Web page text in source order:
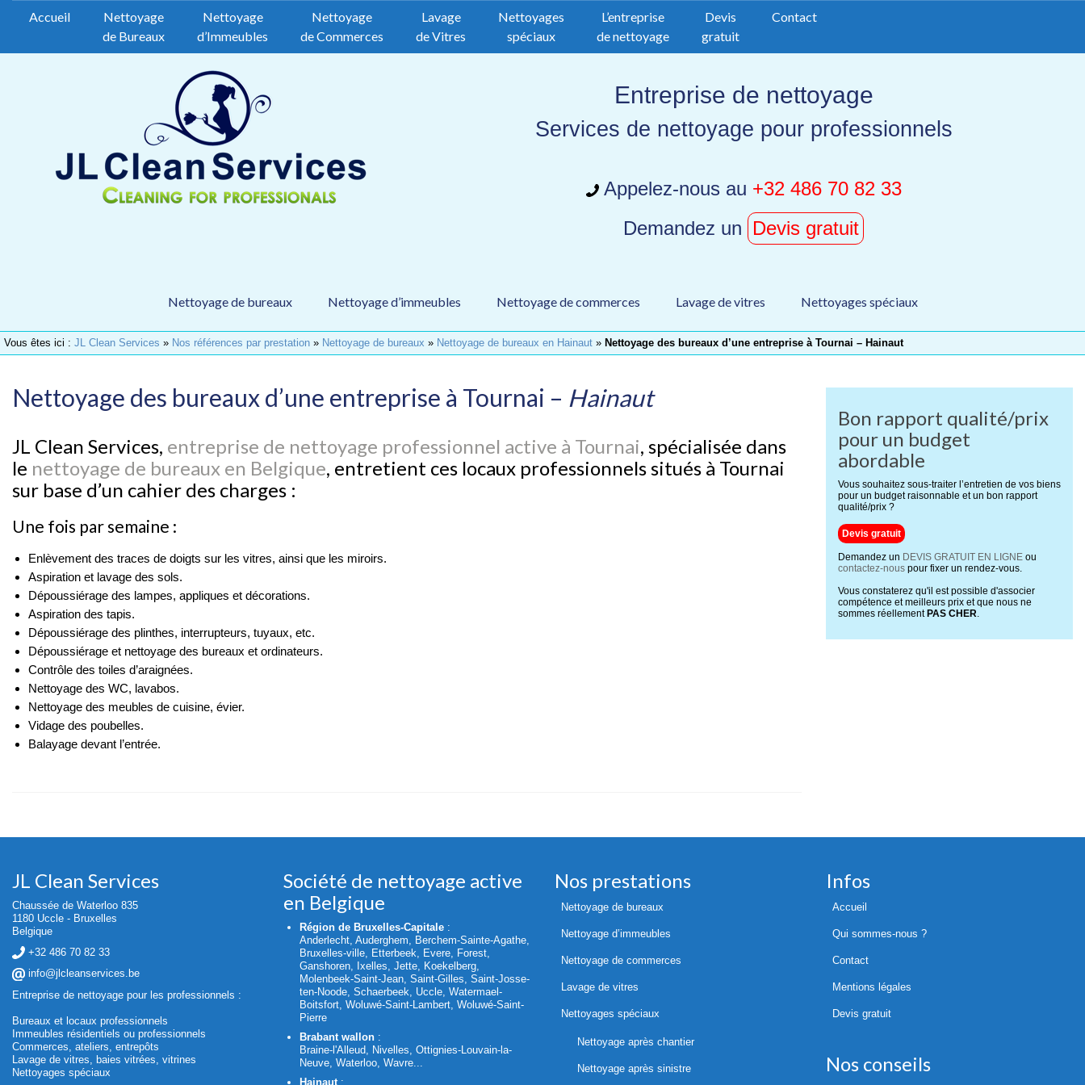
Accueil
Nettoyage
de Bureaux
Nettoyage
d’Immeubles
Nettoyage
de Commerces
Lavage
de Vitres
Nettoyages
spéciaux
L’entreprise
de nettoyage
Devis
gratuit
Contact
Entreprise de nettoyage
Services de nettoyage pour professionnels
Appelez-nous au +32 486 70 82 33
Demandez un Devis gratuit
Nettoyage de bureaux Nettoyage d’immeubles Nettoyage de commerces Lavage de vitres Nettoyages spéciaux
Vous êtes ici : JL Clean Services » Nos références par prestation » Nettoyage de bureaux » Nettoyage de bureaux en Hainaut » Nettoyage des bureaux d’une entreprise à Tournai – Hainaut
Nettoyage des bureaux d’une entreprise à Tournai – Hainaut
JL Clean Services, entreprise de nettoyage professionnel active à Tournai, spécialisée dans
le nettoyage de bureaux en Belgique, entretient ces locaux professionnels situés à Tournai
sur base d’un cahier des charges :
Une fois par semaine :
Enlèvement des traces de doigts sur les vitres, ainsi que les miroirs.
Aspiration et lavage des sols.
Dépoussiérage des lampes, appliques et décorations.
Aspiration des tapis.
Dépoussiérage des plinthes, interrupteurs, tuyaux, etc.
Dépoussiérage et nettoyage des bureaux et ordinateurs.
Contrôle des toiles d’araignées.
Nettoyage des WC, lavabos.
Nettoyage des meubles de cuisine, évier.
Vidage des poubelles.
Balayage devant l’entrée.
Bon rapport qualité/prix
pour un budget
abordable
Vous souhaitez sous-traiter l’entretien de vos biens
pour un budget raisonnable et un bon rapport
qualité/prix ?
Devis gratuit
Demandez un DEVIS GRATUIT EN LIGNE ou
contactez-nous pour fixer un rendez-vous.
Vous constaterez qu'il est possible d'associer
compétence et meilleurs prix et que nous ne
sommes réellement PAS CHER.
JL Clean Services
Chaussée de Waterloo 835
1180 Uccle - Bruxelles
Belgique
+32 486 70 82 33
info@jlcleanservices.be
Entreprise de nettoyage pour les professionnels :
Bureaux et locaux professionnels
Immeubles résidentiels ou professionnels
Commerces, ateliers, entrepôts
Lavage de vitres, baies vitrées, vitrines
Nettoyages spéciaux
Société de nettoyage active
en Belgique
Région de Bruxelles-Capitale :
Anderlecht, Auderghem, Berchem-Sainte-Agathe,
Bruxelles-ville, Etterbeek, Evere, Forest,
Ganshoren, Ixelles, Jette, Koekelberg,
Molenbeek-Saint-Jean, Saint-Gilles, Saint-Josse-
ten-Noode, Schaerbeek, Uccle, Watermael-
Boitsfort, Woluwé-Saint-Lambert, Woluwé-Saint-
Pierre
Brabant wallon :
Braine-l'Alleud, Nivelles, Ottignies-Louvain-la-
Neuve, Waterloo, Wavre...
Hainaut :
Nos prestations
Nettoyage de bureaux
Nettoyage d’immeubles
Nettoyage de commerces
Lavage de vitres
Nettoyages spéciaux
Nettoyage après chantier
Nettoyage après sinistre
Infos
Accueil
Qui sommes-nous ?
Contact
Mentions légales
Devis gratuit
Nos conseils